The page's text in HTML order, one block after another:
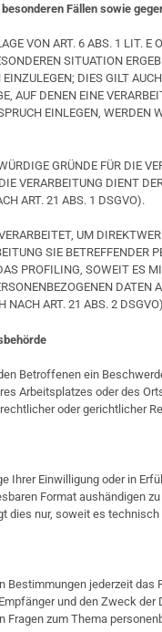
Fällen sowie
VON ART. 6 ABS. 1 LIT. E
SITUATION
DIES GILT
AUF DENEN EINE
EINLEGEN, WERDEN
GRÜNDE FÜR DIE
VERARBEITUNG DIENT
ART. 21 ABS. 1 DSGVO).
UM
SIE BETREFFENDER
PROFILING, SOWEIT ES
NACH ART. 21 ABS. 2
Betroffenen ein
Arbeitsplatzes oder des
oder gerichtlicher
Ihrer Einwilligung oder in
Format aushändigen
dies nur, soweit es
Bestimmungen jederzeit
und den Zweck
zum Thema